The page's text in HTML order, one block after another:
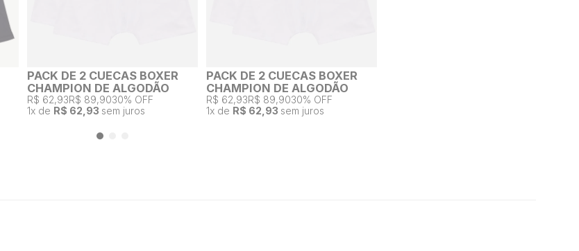
PACK DE 2 CUECAS BOXER
CHAMPION DE ALGODÃO
R$ 62,93R$ 89,9030% OFF
1x de R$ 62,93 sem juros
PACK DE 2 CUECAS BOXER
CHAMPION DE ALGODÃO
R$ 62,93R$ 89,9030% OFF
1x de R$ 62,93 sem juros